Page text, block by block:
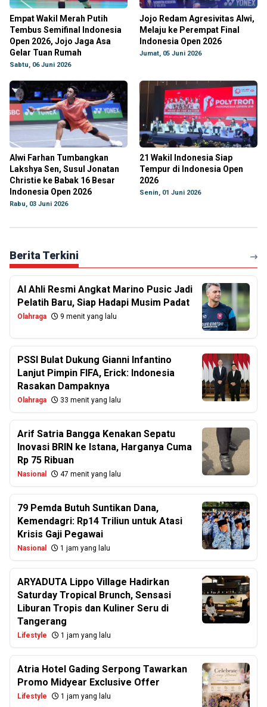
Empat Wakil Merah Putih
Tembus Semifinal Indonesia
Open 2026, Jojo Jaga Asa
Gelar Tuan Rumah
Sabtu, 06 Juni 2026
Jojo Redam Agresivitas Alwi,
Melaju ke Perempat Final
Indonesia Open 2026
Jumat, 05 Juni 2026
Alwi Farhan Tumbangkan
Lakshya Sen, Susul Jonatan
Christie ke Babak 16 Besar
Indonesia Open 2026
Rabu, 03 Juni 2026
21 Wakil Indonesia Siap
Tempur di Indonesia Open
2026
Senin, 01 Juni 2026
Berita Terkini
Al Ahli Resmi Angkat Marino Pusic Jadi
Pelatih Baru, Siap Hadapi Musim Padat
Olahraga 9 menit yang lalu
PSSI Bulat Dukung Gianni Infantino
Lanjut Pimpin FIFA, Erick: Indonesia
Rasakan Dampaknya
Olahraga 33 menit yang lalu
Arif Satria Bangga Kenakan Sepatu
Inovasi BRIN ke Istana, Harganya Cuma
Rp 75 Ribuan
Nasional 47 menit yang lalu
79 Pemda Butuh Suntikan Dana,
Kemendagri: Rp14 Triliun untuk Atasi
Krisis Gaji Pegawai
Nasional 1 jam yang lalu
ARYADUTA Lippo Village Hadirkan
Saturday Tropical Brunch, Sensasi
Liburan Tropis dan Kuliner Seru di
Tangerang
Lifestyle 1 jam yang lalu
Atria Hotel Gading Serpong Tawarkan
Promo Midyear Exclusive Offer
Lifestyle 1 jam yang lalu